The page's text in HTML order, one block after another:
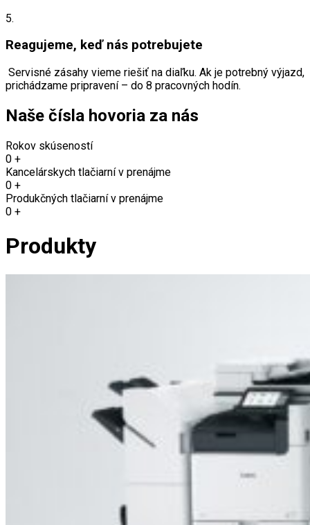
5.
Reagujeme, keď nás potrebujete
Servisné zásahy vieme riešiť na diaľku. Ak je potrebný výjazd,
prichádzame pripravení – do 8 pracovných hodín.
Naše čísla hovoria za nás
Rokov skúseností
0 +
Kancelárskych tlačiarní v prenájme
0 +
Produkčných tlačiarní v prenájme
0 +
Produkty